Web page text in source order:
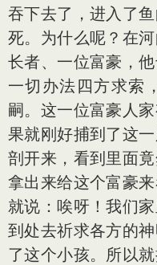
吞下去了，进入了
死。为什么呢？在
长者、一位富豪，
一切办法四方求索
嗣。这一位富豪人
果就刚好捕到了这
剖开来，看到里面
拿出来给这个富豪
就说：唉呀！我们
到处去祈求各方的
了这个小孩。所以